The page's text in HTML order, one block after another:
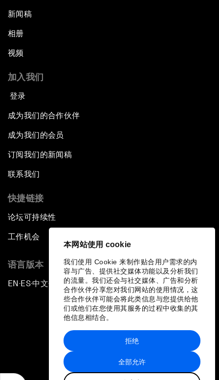
本网站使用 cookie
我们使用 Cookie 来制作贴合用户需求的内
容与广告、提供社交媒体功能以及分析我们
的流量。我们还会与社交媒体、广告和分析
合作伙伴分享您对我们网站的使用情况，这
些合作伙伴可能会将此类信息与您提供给他
们或他们在您使用其服务的过程中收集的其
他信息相结合。
全部允许
拒绝
新闻稿
相册
视频
加入我们
登录
成为我们的合作伙伴
成为我们的会员
订阅我们的新闻稿
联系我们
快捷链接
论坛可持续性
工作机会
语言版本
EN ▪ ES▪中文▪ 日本語
站点地图